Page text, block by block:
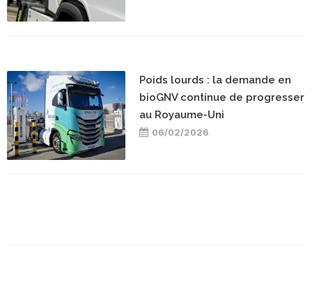
Poids lourds : la demande en
bioGNV continue de progresser
au Royaume-Uni
06/02/2026